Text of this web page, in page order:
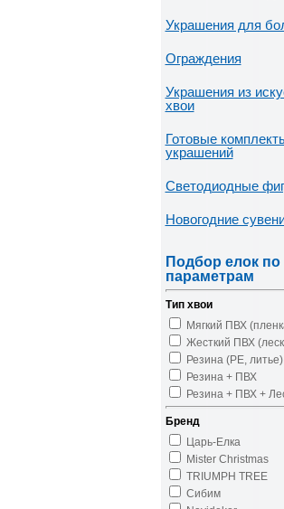
Украшения для
Ограждения
Украшения из
хвои
Готовые
украшений
Светодиодные
Новогодние
Подбор елок по
параметрам
Тип хвои
Мягкий ПВХ
Жесткий ПВХ
Резина (PE, литье)
Резина + ПВХ
Резина + ПВХ +
Бренд
Царь-Елка
Mister Christmas
TRIUMPH TREE
Сибим